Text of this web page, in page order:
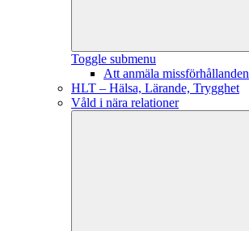
Toggle submenu
Att anmäla missförhållanden
HLT – Hälsa, Lärande, Trygghet
Våld i nära relationer